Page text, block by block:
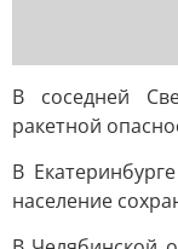
В соседней
ракетной
В
население